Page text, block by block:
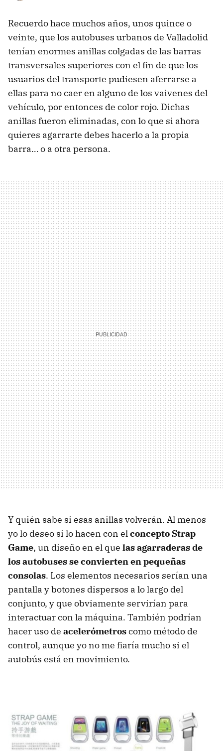
Recuerdo hace muchos años, unos quince o
veinte, que los autobuses urbanos de Valladolid
tenían enormes anillas colgadas de las barras
transversales superiores con el fin de que los
usuarios del transporte pudiesen aferrarse a
ellas para no caer en alguno de los vaivenes del
vehículo, por entonces de color rojo. Dichas
anillas fueron eliminadas, con lo que si ahora
quieres agarrarte debes hacerlo a la propia
barra… o a otra persona.
Y quién sabe si esas anillas volverán. Al menos
yo lo deseo si lo hacen con el concepto Strap
Game, un diseño en el que las agarraderas de
los autobuses se convierten en pequeñas
consolas. Los elementos necesarios serían una
pantalla y botones dispersos a lo largo del
conjunto, y que obviamente servirían para
interactuar con la máquina. También podrían
hacer uso de acelerómetroscomo método de
control, aunque yo no me fiaría mucho si el
autobús está en movimiento.